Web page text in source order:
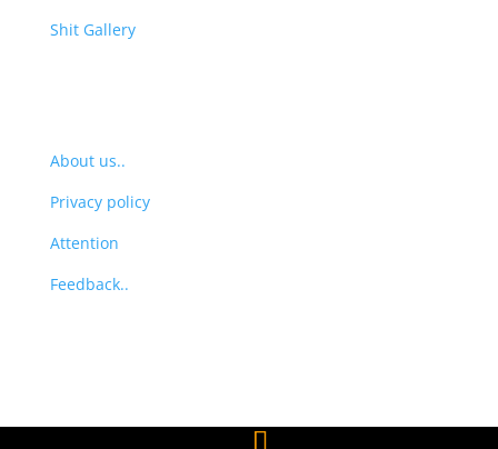
Shit Gallery
About us..
Privacy policy
Attention
Feedback..